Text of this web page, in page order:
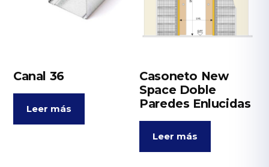
Canal 36
Leer más
Casoneto New
Space Doble
Paredes Enlucidas
Leer más